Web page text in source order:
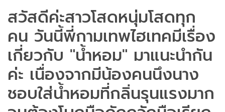
เคล็ดลับสำหรับการเดท
แอพมือถือ
ติดต่อเรา
สวัสดีค่ะสาวโสดหนุ่มโสดทุก
คน วันนี้พี่กามเทพไฮเทคมีเรื่อง
เกี่ยวกับ "น้ำหอม" มาแนะนำกัน
ค่ะ เนื่องจากมีน้องคนนึงนาง
ชอบใส่น้ำหอมที่กลิ่นรุนแรงมาก